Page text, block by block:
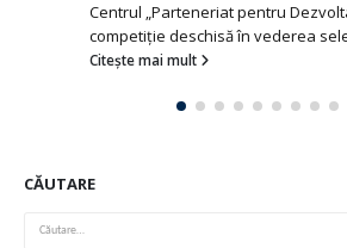
Centrul „Parteneriat pentru
competiţie deschisă în vederea
Citește mai mult
CĂUTARE